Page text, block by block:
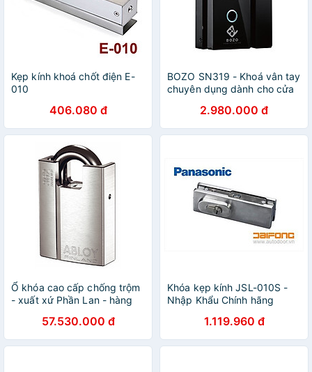
Kẹp kính khoá chốt điện E-
010
406.080 đ
BOZO SN319 - Khoá vân tay
chuyên dụng dành cho cửa
2.980.000 đ
Ổ khóa cao cấp chống trộm
- xuất xứ Phần Lan - hàng
PL362T2557.530.000 đ
Khóa kẹp kính JSL-010S -
Nhập Khẩu Chính hãng
1.119.960 đ